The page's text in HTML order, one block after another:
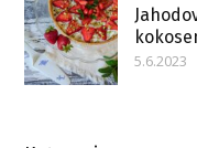
5.6.2023